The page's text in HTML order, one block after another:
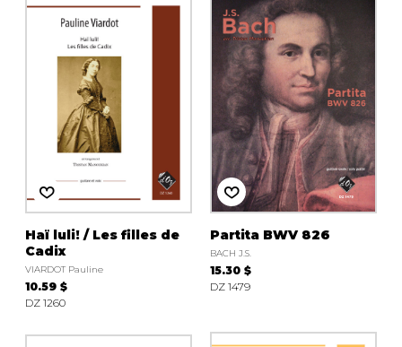
Haï luli! / Les filles de
Cadix
VIARDOT Pauline
10.59 $
DZ 1260
Partita BWV 826
BACH J.S.
15.30 $
DZ 1479